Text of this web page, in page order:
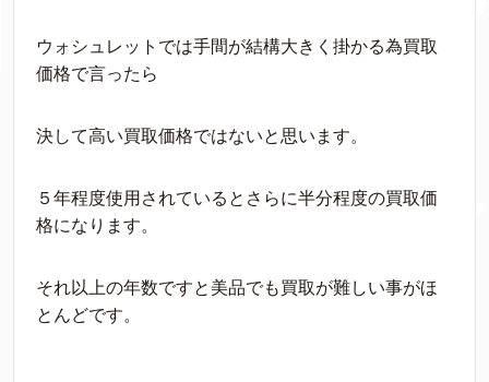
ウォシュレットでは手間が結構大きく掛かる為買取
価格で言ったら
決して高い買取価格ではないと思います。
５年程度使用されているとさらに半分程度の買取価
格になります。
それ以上の年数ですと美品でも買取が難しい事がほ
とんどです。